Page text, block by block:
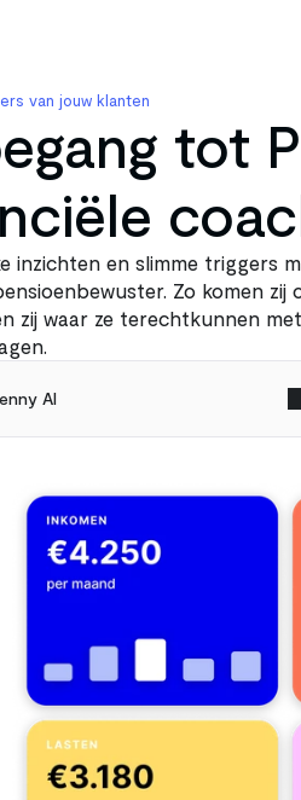
van jouw klanten
tot
inzichten en slimme triggers
Zo komen zij
zij waar ze terechtkunnen
AI